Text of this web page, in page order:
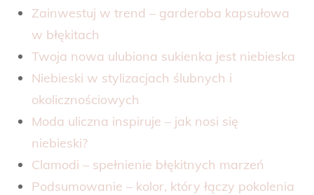
Zainwestuj w trend – garderoba kapsułowa
w błękitach
Twoja nowa ulubiona sukienka jest niebieska
Niebieski w stylizacjach ślubnych i
okolicznościowych
Moda uliczna inspiruje – jak nosi się
niebieski?
Clamodi – spełnienie błękitnych marzeń
Podsumowanie – kolor, który łączy pokolenia